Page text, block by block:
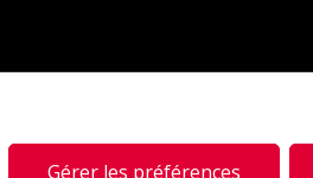
Gérer les préférences
marques déposées de REALTOR® Canada
services immobiliers offerts par les